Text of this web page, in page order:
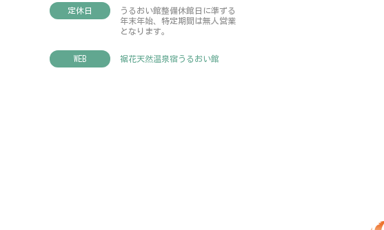
定休日
うるおい館整備休館日に準ずる
年末年始、特定期間は無人営業
となります。
WEB 裾花天然温泉宿うるおい館